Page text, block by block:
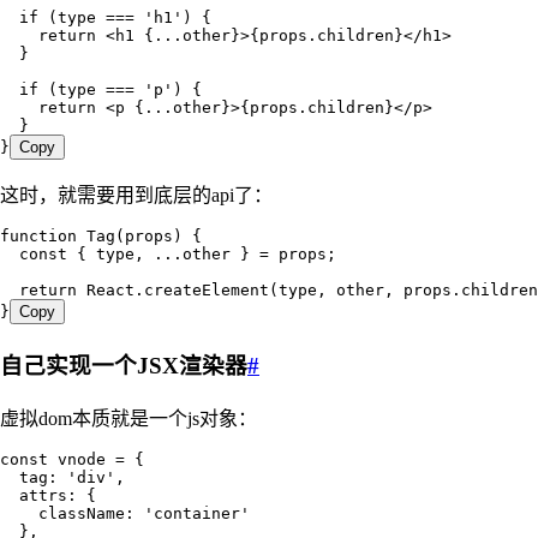
  if
( type === ' h1 ' ) {
    return
<h1 { ... other}>{ props . children }</ h1>
  }
  if
( type === ' p ' ) {
    return
<p { ... other}>{ props . children }</p>
  }
} Copy
这时，就需要用到底层的api了：
function Tag ( props )
{
  const
{ type , ... other } = props ;
  return
React . createElement ( type , other , props . children
} Copy
自己实现一个JSX渲染器#
虚拟dom本质就是一个js对象：
const vnode = {
  tag
: ' div ' ,
  attrs
:
{
    className
: ' container '
  }
,